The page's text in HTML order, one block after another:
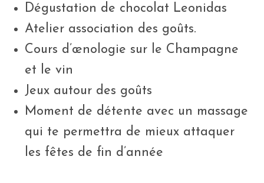
Dégustation de chocolat Leonidas
Atelier association des goûts.
Cours d’œnologie sur le Champagne
et le vin
Jeux autour des goûts
Moment de détente avec un massage
qui te permettra de mieux attaquer
les fêtes de fin d’année